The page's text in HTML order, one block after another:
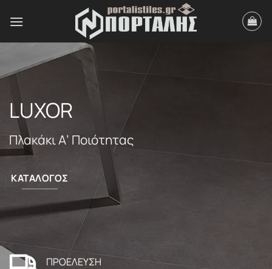
στο
LUXOR
Πλακάκι Α’ Ποιότητας
ΚΑΤΑΛΟΓΟΣ
ΠΡΟΕΛΕΥΣΗ